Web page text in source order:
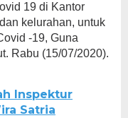
19 di Kantor
kelurahan, untuk
-19, Guna
Rabu (15/07/2020).
Inspektur
Satria